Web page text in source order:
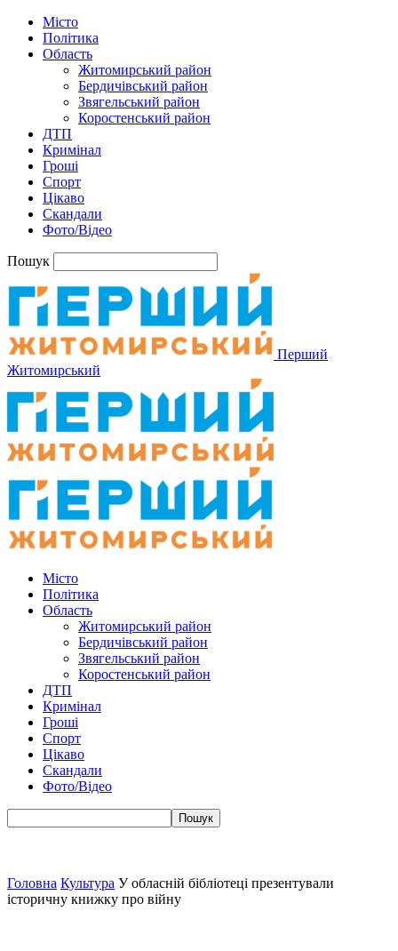
Місто
Політика
Область
Житомирський район
Бердичівський район
Звягельський район
Коростенський район
ДТП
Кримінал
Гроші
Спорт
Цікаво
Скандали
Фото/Відео
Пошук
Перший
Житомирський
Місто
Політика
Область
Житомирський район
Бердичівський район
Звягельський район
Коростенський район
ДТП
Кримінал
Гроші
Спорт
Цікаво
Скандали
Фото/Відео
Головна Культура У обласній бібліотеці презентували
історичну книжку про війну